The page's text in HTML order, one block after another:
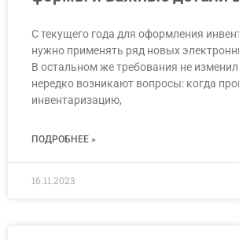
С текущего года для оформления
нужно применять ряд новых
В остальном же требования не
нередко возникают вопросы: когда
инвентаризацию,
ПОДРОБНЕЕ »
16.11.2023